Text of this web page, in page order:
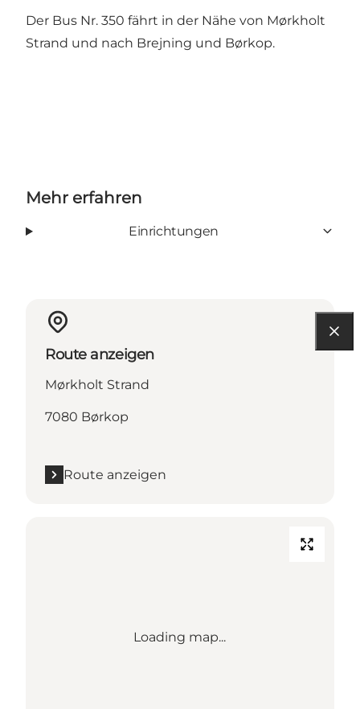
Der Bus Nr. 350 fährt in der Nähe von Mørkholt
Strand und nach Brejning und Børkop.
Mehr erfahren
Einrichtungen
Route anzeigen
Mørkholt Strand
7080 Børkop
Route anzeigen
Loading map...